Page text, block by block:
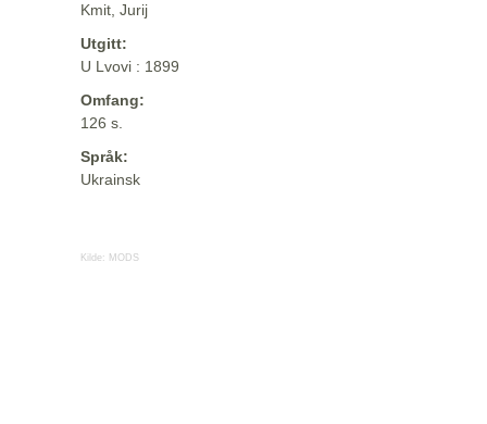
Kmit, Jurij
Utgitt:
U Lvovi : 1899
Omfang:
126 s.
Språk:
Ukrainsk
Kilde: MODS